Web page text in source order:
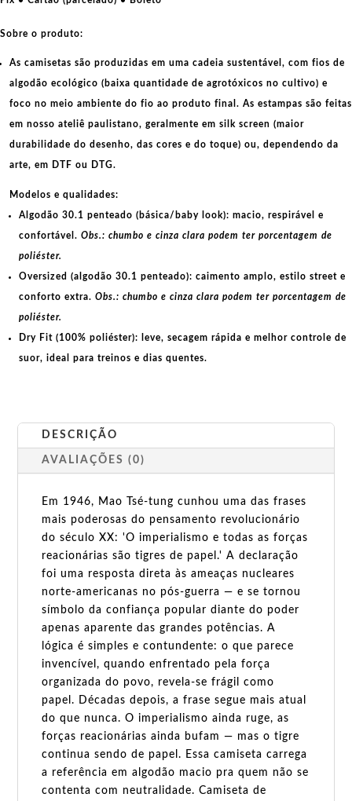
quantidade
Sobre o produto:
As camisetas são produzidas em uma cadeia sustentável, com fios de
algodão ecológico (baixa quantidade de agrotóxicos no cultivo) e
foco no meio ambiente do fio ao produto final. As estampas são feitas
em nosso ateliê paulistano, geralmente em silk screen (maior
durabilidade do desenho, das cores e do toque) ou, dependendo da
arte, em DTF ou DTG.
Modelos e qualidades:
Algodão 30.1 penteado (básica/baby look): macio, respirável e
confortável. Obs.: chumbo e cinza clara podem ter porcentagem de
poliéster.
Oversized (algodão 30.1 penteado): caimento amplo, estilo street e
conforto extra. Obs.: chumbo e cinza clara podem ter porcentagem de
poliéster.
Dry Fit (100% poliéster): leve, secagem rápida e melhor controle de
suor, ideal para treinos e dias quentes.
DESCRIÇÃO
AVALIAÇÕES (0)
Em 1946, Mao Tsé-tung cunhou uma das frases
mais poderosas do pensamento revolucionário
do século XX: 'O imperialismo e todas as forças
reacionárias são tigres de papel.' A declaração
foi uma resposta direta às ameaças nucleares
norte-americanas no pós-guerra — e se tornou
símbolo da confiança popular diante do poder
apenas aparente das grandes potências. A
lógica é simples e contundente: o que parece
invencível, quando enfrentado pela força
organizada do povo, revela-se frágil como
papel. Décadas depois, a frase segue mais atual
do que nunca. O imperialismo ainda ruge, as
forças reacionárias ainda bufam — mas o tigre
continua sendo de papel. Essa camiseta carrega
a referência em algodão macio pra quem não se
contenta com neutralidade. Camiseta de